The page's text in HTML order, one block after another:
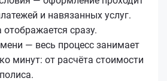
и навязанных услуг.
отображается сразу.
— весь процесс занимает
минут: от расчёта стоимости